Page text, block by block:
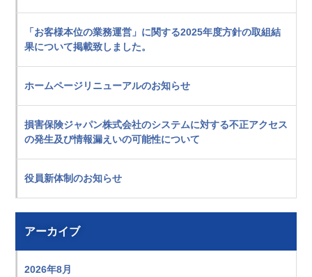
「お客様本位の業務運営」に関する2025年度方針の取組結
果について掲載致しました。
ホームページリニューアルのお知らせ
損害保険ジャパン株式会社のシステムに対する不正アクセス
の発生及び情報漏えいの可能性について
役員新体制のお知らせ
アーカイブ
2026年8月